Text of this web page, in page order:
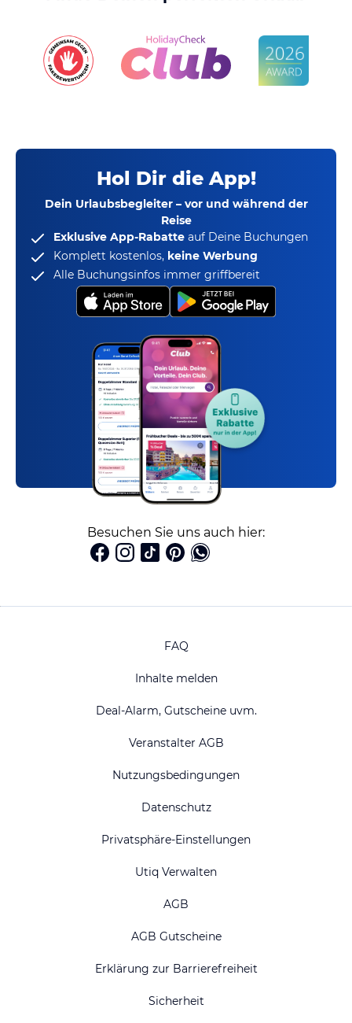
Hol Dir die App!
Dein Urlaubsbegleiter – vor und während der
Reise
Exklusive App-Rabatte auf Deine Buchungen
Komplett kostenlos, keine Werbung
Alle Buchungsinfos immer griffbereit
Besuchen Sie uns auch hier:
FAQ
Inhalte melden
Deal-Alarm, Gutscheine uvm.
Veranstalter AGB
Nutzungsbedingungen
Datenschutz
Privatsphäre-Einstellungen
Utiq Verwalten
AGB
AGB Gutscheine
Erklärung zur Barrierefreiheit
Sicherheit